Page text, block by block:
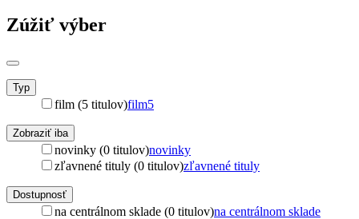
Zúžiť výber
Typ
film (5 titulov)film5
Zobraziť iba
novinky (0 titulov)novinky
zľavnené tituly (0 titulov)zľavnené tituly
Dostupnosť
na centrálnom sklade (0 titulov)na centrálnom sklade